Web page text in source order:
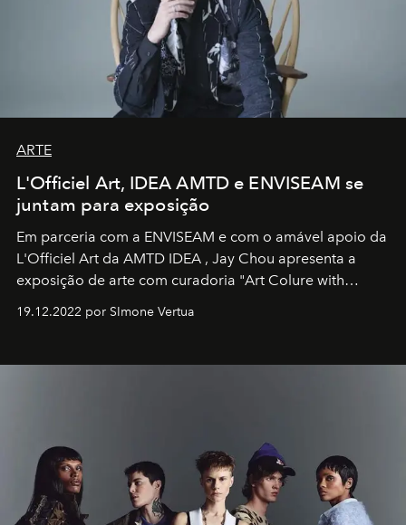
ARTE
L'Officiel Art, IDEA AMTD e ENVISEAM se
juntam para exposição
Em parceria com a ENVISEAM e com o amável apoio da
L'Officiel Art da AMTD IDEA , Jay Chou apresenta a
exposição de arte com curadoria "Art Colure with
19.12.2022 por SImone Vertua